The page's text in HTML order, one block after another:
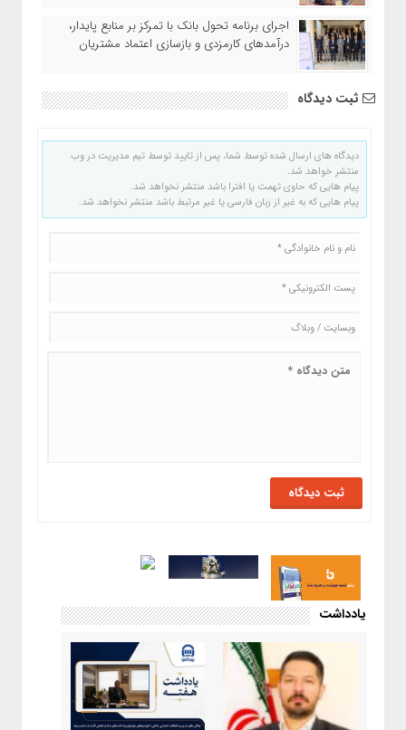
اجرای برنامه تحول بانک با تمرکز بر منابع پایدار،
درآمدهای کارمزدی و بازسازی اعتماد مشتریان
ثبت دیدگاه
دیدگاه های ارسال شده توسط شما، پس از تایید توسط تیم مدیریت در وب
منتشر خواهد شد.
پیام هایی که حاوی تهمت یا افترا باشد منتشر نخواهد شد.
پیام هایی که به غیر از زبان فارسی یا غیر مرتبط باشد منتشر نخواهد شد.
یادداشت